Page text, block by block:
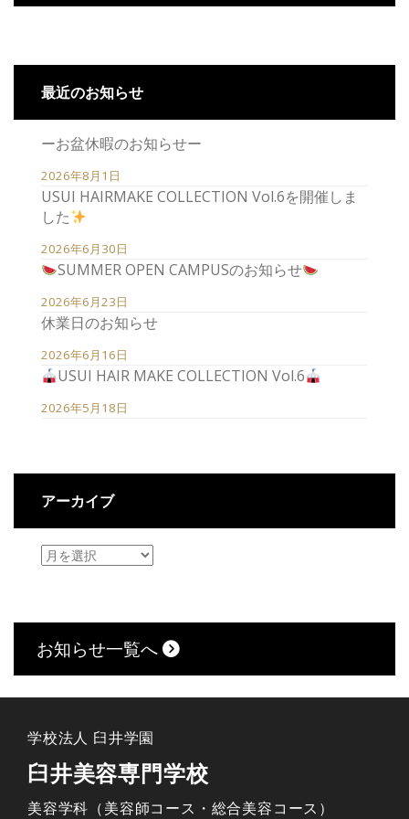
最近のお知らせ
ーお盆休暇のお知らせー
2026年8月1日
USUI HAIRMAKE COLLECTION Vol.6を開催しま
した
2026年6月30日
SUMMER OPEN CAMPUSのお知らせ
2026年6月23日
休業日のお知らせ
2026年6月16日
USUI HAIR MAKE COLLECTION Vol.6
2026年5月18日
アーカイブ
お知らせ一覧へ
学校法人 臼井学園
臼井美容専門学校
美容学科（美容師コース・総合美容コース）